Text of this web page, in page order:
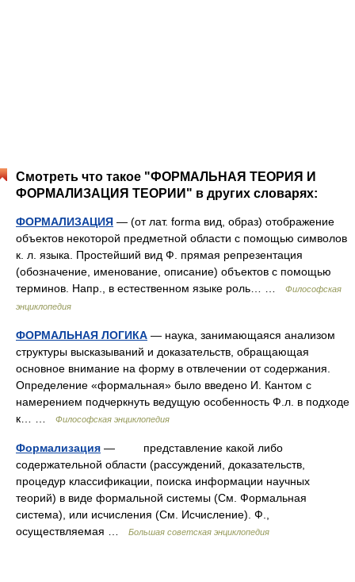
Смотреть что такое "ФОРМАЛЬНАЯ ТЕОРИЯ И
ФОРМАЛИЗАЦИЯ ТЕОРИИ" в других словарях:
ФОРМАЛИЗАЦИЯ — (от лат. forma вид, образ) отображение
объектов некоторой предметной области с помощью символов
к. л. языка. Простейший вид Ф. прямая репрезентация
(обозначение, именование, описание) объектов с помощью
терминов. Напр., в естественном языке роль… …
Философская
энциклопедия
ФОРМАЛЬНАЯ ЛОГИКА — наука, занимающаяся анализом
структуры высказываний и доказательств, обращающая
основное внимание на форму в отвлечении от содержания.
Определение «формальная» было введено И. Кантом с
намерением подчеркнуть ведущую особенность Ф.л. в подходе
к… …
Философская энциклопедия
Формализация — представление какой либо
содержательной области (рассуждений, доказательств,
процедур классификации, поиска информации научных
теорий) в виде формальной системы (См. Формальная
система), или исчисления (См. Исчисление). Ф.,
осуществляемая …
Большая советская энциклопедия